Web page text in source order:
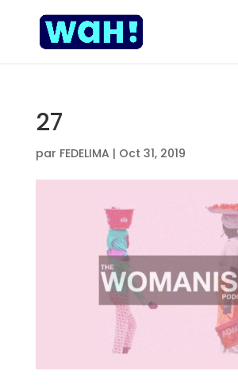
27
par FEDELIMA | Oct 31, 2019